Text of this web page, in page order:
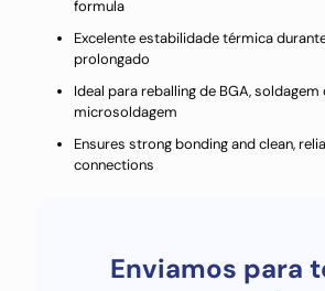
formula
Excelente estabilidade térmica
prolongado
Ideal para reballing de BGA, soldagem
microsoldagem
Ensures strong bonding and clean,
connections
Enviamos para